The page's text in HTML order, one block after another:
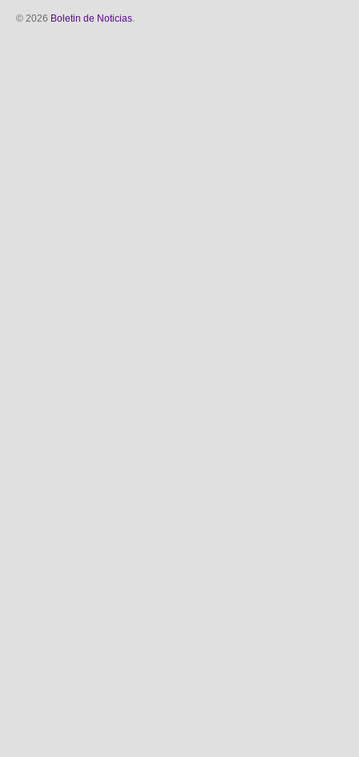
© 2026 Boletin de Noticias.